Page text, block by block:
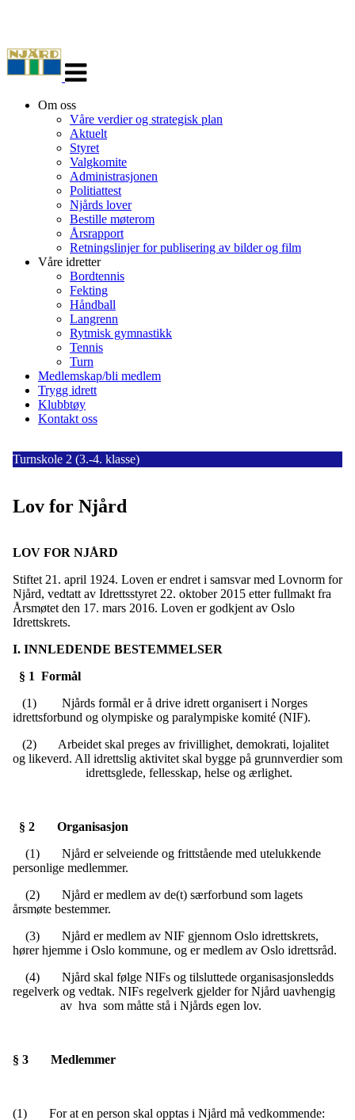
navigasjon
Om oss
Våre verdier og strategisk plan
Aktuelt
Styret
Valgkomite
Administrasjonen
Politiattest
Njårds lover
Bestille møterom
Årsrapport
Retningslinjer for publisering av bilder og film
Våre idretter
Bordtennis
Fekting
Håndball
Langrenn
Rytmisk gymnastikk
Tennis
Turn
Medlemskap/bli medlem
Trygg idrett
Klubbtøy
Kontakt oss
Turnskole 2 (3.-4. klasse)
Lov for Njård
LOV FOR NJÅRD
Stiftet 21. april 1924. Loven er endret i samsvar med Lovnorm for
Njård, vedtatt av Idrettsstyret 22. oktober 2015 etter fullmakt fra
Årsmøtet den 17. mars 2016. Loven er godkjent av Oslo
Idrettskrets.
I. INNLEDENDE BESTEMMELSER
§ 1 Formål
(1) Njårds formål er å drive idrett organisert i Norges
idrettsforbund og olympiske og paralympiske komité (NIF).
(2) Arbeidet skal preges av frivillighet, demokrati, lojalitet
og likeverd. All idrettslig aktivitet skal bygge på grunnverdier som
idrettsglede, fellesskap, helse og ærlighet.
§ 2 Organisasjon
(1) Njård er selveiende og frittstående med utelukkende
personlige medlemmer.
(2) Njård er medlem av de(t) særforbund som lagets
årsmøte bestemmer.
(3) Njård er medlem av NIF gjennom Oslo idrettskrets,
hører hjemme i Oslo kommune, og er medlem av Oslo idrettsråd.
(4) Njård skal følge NIFs og tilsluttede organisasjonsledds
regelverk og vedtak. NIFs regelverk gjelder for Njård uavhengig
av hva som måtte stå i Njårds egen lov.
§ 3 Medlemmer
(1) For at en person skal opptas i Njård må vedkommende: